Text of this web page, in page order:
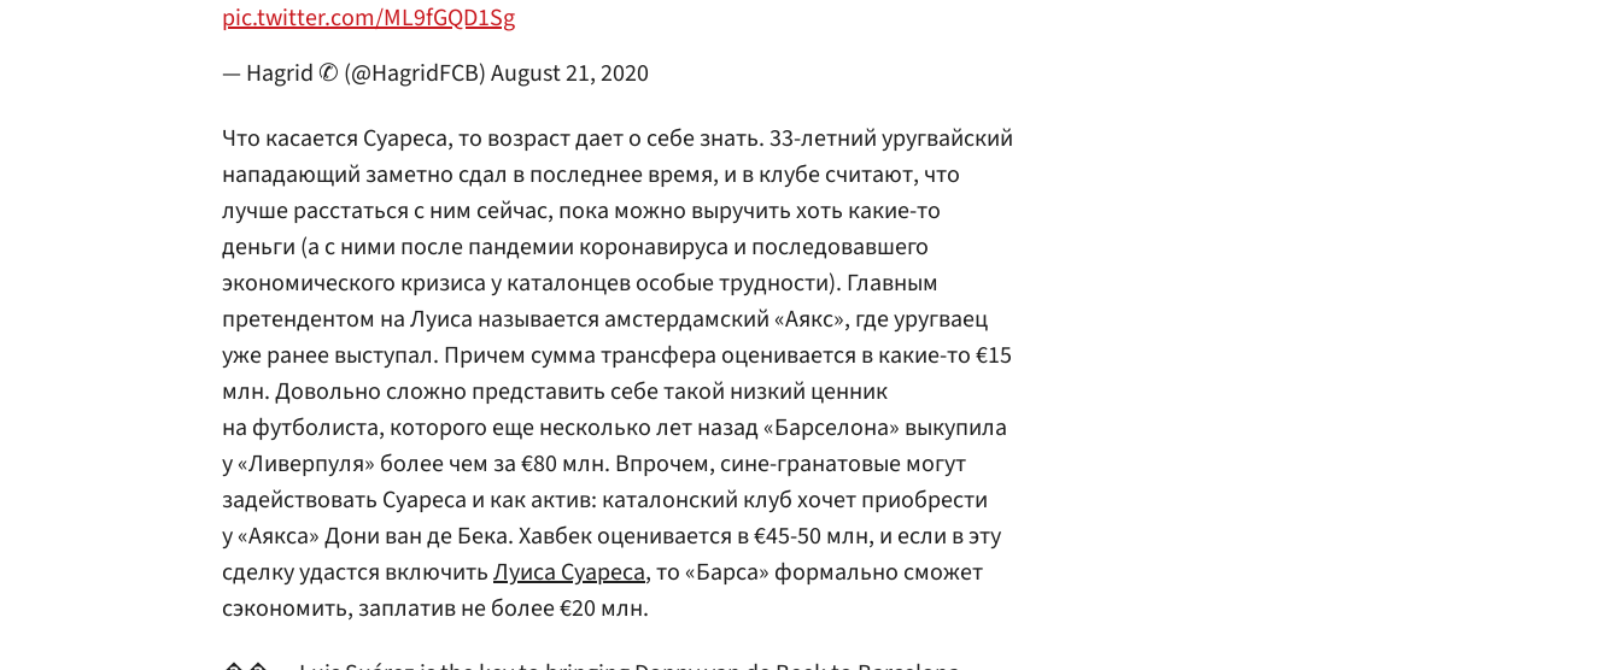
pic.twitter.com/ML9fGQD1Sg
— Hagrid ✆ (@HagridFCB)August 21, 2020
Что касается Суареса, то возраст дает о себе знать. 33-летний уругвайский
нападающий заметно сдал в последнее время, и в клубе считают, что
лучше расстаться с ним сейчас, пока можно выручить хоть какие-то
деньги (а с ними после пандемии коронавируса и последовавшего
экономического кризиса у каталонцев особые трудности). Главным
претендентом на Луиса называется амстердамский «Аякс», где уругваец
уже ранее выступал. Причем сумма трансфера оценивается в какие-то €15
млн. Довольно сложно представить себе такой низкий ценник
на футболиста, которого еще несколько лет назад «Барселона» выкупила
у «Ливерпуля» более чем за €80 млн. Впрочем, сине-гранатовые могут
задействовать Суареса и как актив: каталонский клуб хочет приобрести
у «Аякса» Дони ван де Бека. Хавбек оценивается в €45-50 млн, и если в эту
сделку удастся включитьЛуиса Суареса, то «Барса» формально сможет
сэкономить, заплатив не более €20 млн.